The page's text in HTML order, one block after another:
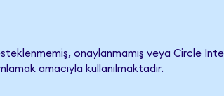
onaylanmamış veya Circle
amacıyla kullanılmaktadır.